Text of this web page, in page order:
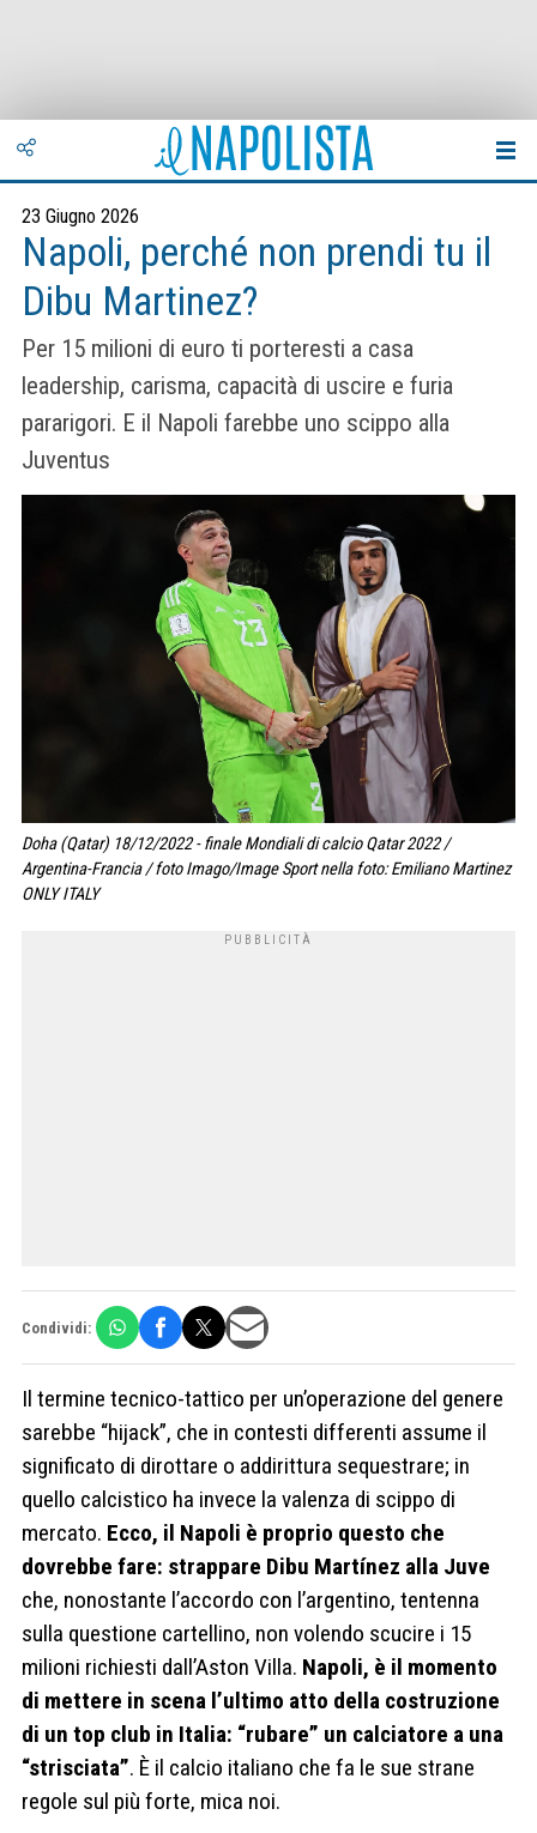
23 Giugno 2026
Napoli, perché non prendi tu il
Dibu Martinez?
Per 15 milioni di euro ti porteresti a casa
leadership, carisma, capacità di uscire e furia
pararigori. E il Napoli farebbe uno scippo alla
Juventus
Doha (Qatar) 18/12/2022 - finale Mondiali di calcio Qatar 2022 /
Argentina-Francia / foto Imago/Image Sport nella foto: Emiliano Martinez
ONLY ITALY
Condividi:
Il termine tecnico-tattico per un’operazione del genere
sarebbe “hijack”, che in contesti differenti assume il
significato di dirottare o addirittura sequestrare; in
quello calcistico ha invece la valenza di scippo di
mercato. Ecco, il Napoli è proprio questo che
dovrebbe fare: strappare Dibu Martínez alla Juve
che, nonostante l’accordo con l’argentino, tentenna
sulla questione cartellino, non volendo scucire i 15
milioni richiesti dall’Aston Villa. Napoli, è il momento
di mettere in scena l’ultimo atto della costruzione
di un top club in Italia: “rubare” un calciatore a una
“strisciata”. È il calcio italiano che fa le sue strane
regole sul più forte, mica noi.